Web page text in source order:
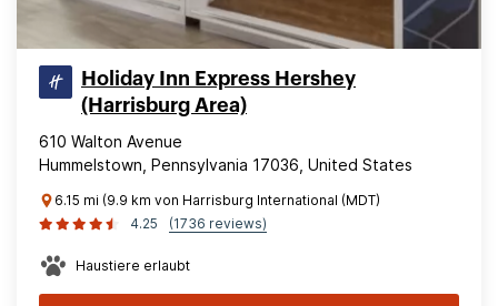
Holiday Inn Express Hershey
(Harrisburg Area)
610 Walton Avenue
Hummelstown, Pennsylvania 17036, United States
6.15 mi (9.9 km von Harrisburg International (MDT)
4.25
(1736 reviews)
Haustiere erlaubt